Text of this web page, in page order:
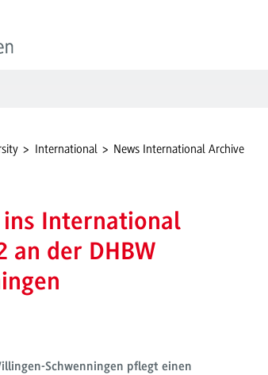
International News International Archive
International
an der DHBW
Schwenningen pflegt einen